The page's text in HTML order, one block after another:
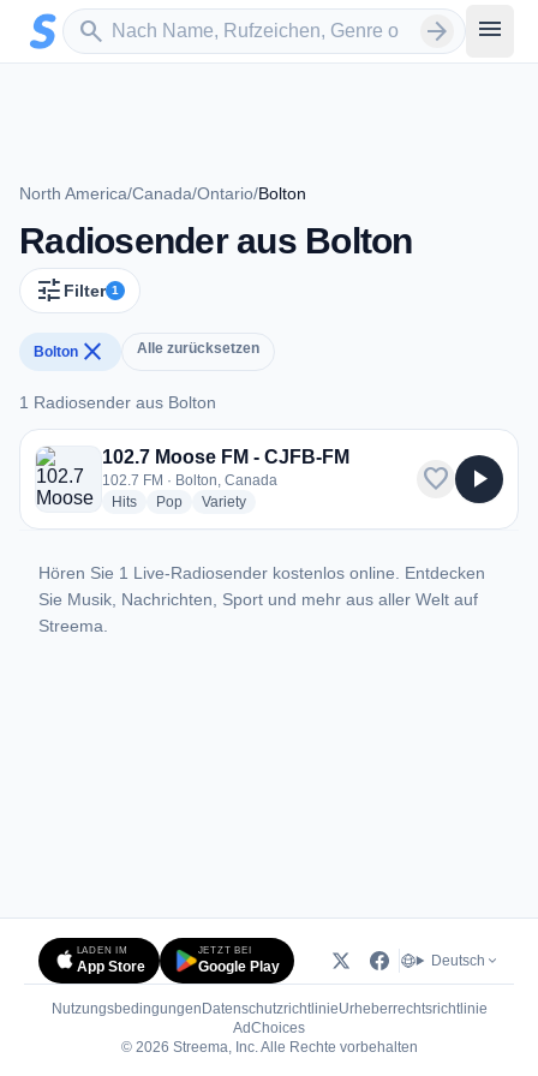
Zum Hauptinhalt springen
search
Sender suchen arrow_forward menu
North America/Canada/Ontario/Bolton
Radiosender aus Bolton
tune Filter 1
Bolton close Alle zurücksetzen
1 Radiosender aus Bolton
1 Radiosender aus Bolton
102.7 Moose FM - CJFB-FM
102.7 FM · Bolton, Canada
Hitsradio stations
Popradio stations
Varietyradio stations
favorite play_arrow
Hören Sie 1 Live-Radiosender kostenlos online. Entdecken
Sie Musik, Nachrichten, Sport und mehr aus aller Welt auf
Streema.
LADEN IM
App Store
JETZT BEI
Google Play Deutsch
Nutzungsbedingungen DatenschutzrichtlinieUrheberrechtsrichtlinie
AdChoices(öffnet in neuem Tab)
© 2026 Streema, Inc. Alle Rechte vorbehalten